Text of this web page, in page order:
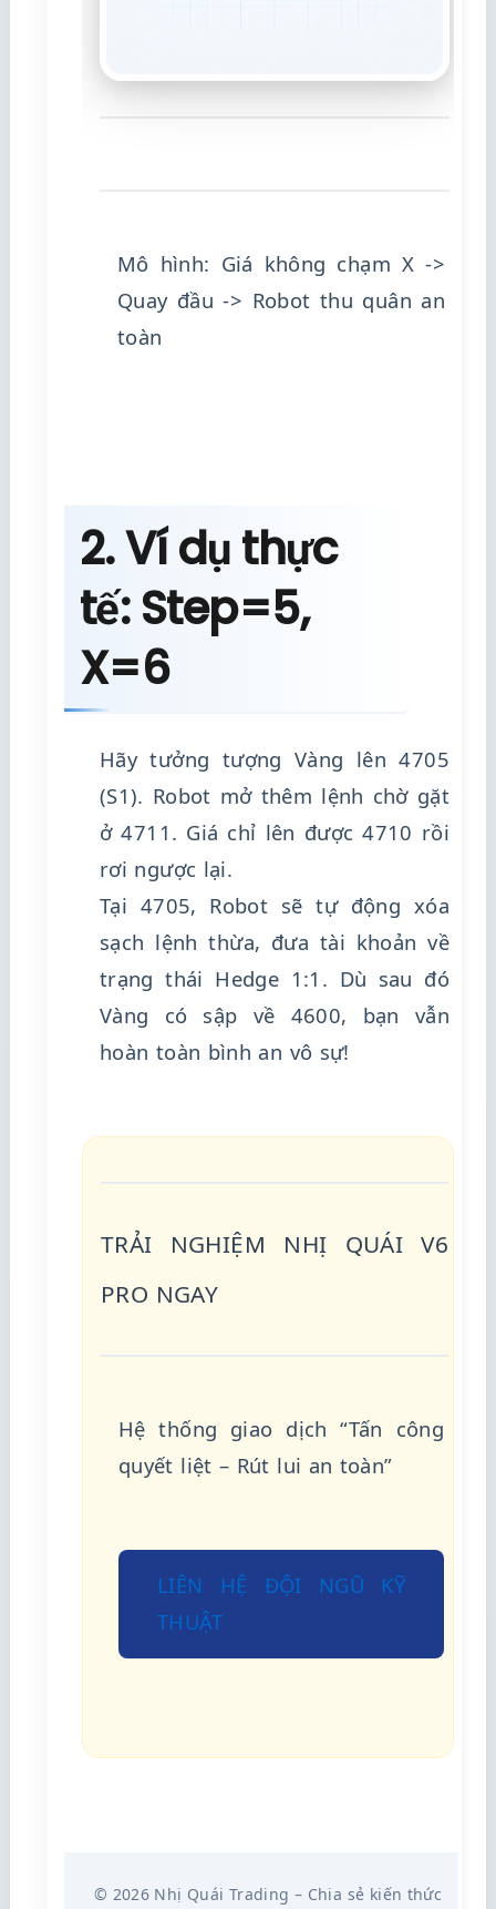
Mô hình: Giá không chạm X ->
Quay đầu -> Robot thu quân an
toàn
2. Ví dụ thực
tế: Step=5,
X=6
Hãy tưởng tượng Vàng lên 4705
(S1). Robot mở thêm lệnh chờ gặt
ở 4711. Giá chỉ lên được 4710 rồi
rơi ngược lại.
Tại 4705, Robot sẽ tự động xóa
sạch lệnh thừa, đưa tài khoản về
trạng thái Hedge 1:1. Dù sau đó
Vàng có sập về 4600, bạn vẫn
hoàn toàn bình an vô sự!
TRẢI NGHIỆM NHỊ QUÁI V6
PRO NGAY
Hệ thống giao dịch “Tấn công
quyết liệt – Rút lui an toàn”
LIÊN HỆ ĐỘI NGŨ KỸ
THUẬT
© 2026 Nhị Quái Trading – Chia sẻ kiến thức